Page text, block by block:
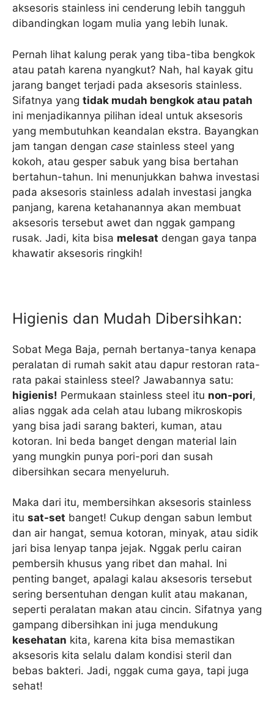
aksesoris stainless ini cenderung lebih tangguh
dibandingkan logam mulia yang lebih lunak.
Pernah lihat kalung perak yang tiba-tiba bengkok
atau patah karena nyangkut? Nah, hal kayak gitu
jarang banget terjadi pada aksesoris stainless.
Sifatnya yang tidak mudah bengkok atau patah
ini menjadikannya pilihan ideal untuk aksesoris
yang membutuhkan keandalan ekstra. Bayangkan
jam tangan dengan case stainless steel yang
kokoh, atau gesper sabuk yang bisa bertahan
bertahun-tahun. Ini menunjukkan bahwa investasi
pada aksesoris stainless adalah investasi jangka
panjang, karena ketahanannya akan membuat
aksesoris tersebut awet dan nggak gampang
rusak. Jadi, kita bisa melesat dengan gaya tanpa
khawatir aksesoris ringkih!
Higienis dan Mudah Dibersihkan:
Sobat Mega Baja, pernah bertanya-tanya kenapa
peralatan di rumah sakit atau dapur restoran rata-
rata pakai stainless steel? Jawabannya satu:
higienis! Permukaan stainless steel itu non-pori,
alias nggak ada celah atau lubang mikroskopis
yang bisa jadi sarang bakteri, kuman, atau
kotoran. Ini beda banget dengan material lain
yang mungkin punya pori-pori dan susah
dibersihkan secara menyeluruh.
Maka dari itu, membersihkan aksesoris stainless
itu sat-set banget! Cukup dengan sabun lembut
dan air hangat, semua kotoran, minyak, atau sidik
jari bisa lenyap tanpa jejak. Nggak perlu cairan
pembersih khusus yang ribet dan mahal. Ini
penting banget, apalagi kalau aksesoris tersebut
sering bersentuhan dengan kulit atau makanan,
seperti peralatan makan atau cincin. Sifatnya yang
gampang dibersihkan ini juga mendukung
kesehatan kita, karena kita bisa memastikan
aksesoris kita selalu dalam kondisi steril dan
bebas bakteri. Jadi, nggak cuma gaya, tapi juga
sehat!